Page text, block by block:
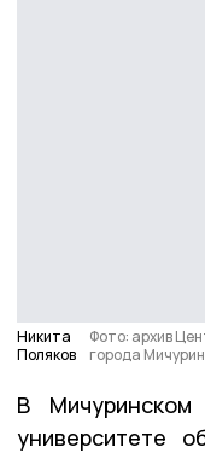
Никита
Поляков
Фото: архив
города
В Мичуринском
университете